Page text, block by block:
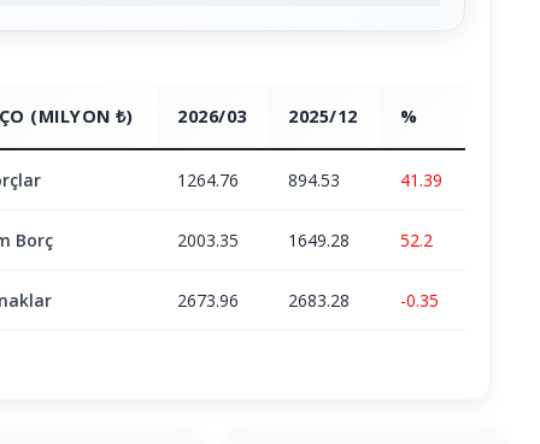
(MILYON ₺) 2026/03 2025/12 %
1264.76 894.53 41.39
Borç 2003.35 1649.28 52.2
2673.96 2683.28 -0.35